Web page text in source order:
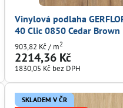
Vinylová podlaha
40 Clic 0850 Cedar Brown
2214,36 Kč
1830,05 Kč bez DPH
903,82 Kč/ m2
SKLADEM V ČR